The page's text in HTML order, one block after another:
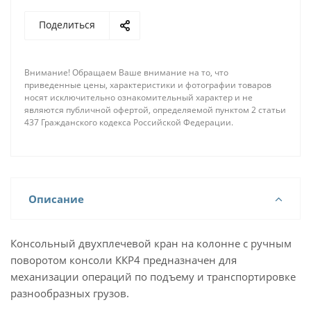
Поделиться
Внимание! Обращаем Ваше внимание на то, что
приведенные цены, характеристики и фотографии товаров
носят исключительно ознакомительный характер и не
являются публичной офертой, определяемой пунктом 2 статьи
437 Гражданского кодекса Российской Федерации.
Описание
Консольный двухплечевой кран на колонне с ручным
поворотом консоли ККР4 предназначен для
механизации операций по подъему и транспортировке
разнообразных грузов.